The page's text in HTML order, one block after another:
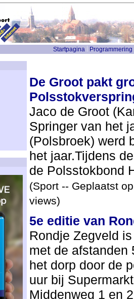
Startpagina Programmering
De Groot pakt
Jaco de Groot
Springer van het
(Polsbroek) werd
het jaar.Tijdens
de Polsstokbond
(Sport -- Geplaatst
views)
5e editie van
Rondje Zegveld
met de afstanden
het dorp door de
uur bij
Middenweg 1 en